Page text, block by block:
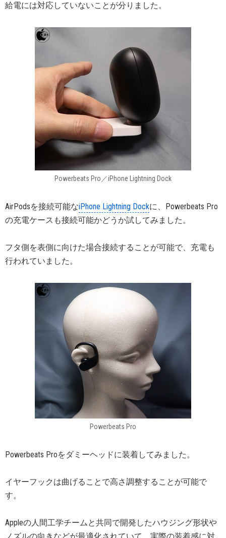
給電には対応していないことが分りました。
Powerbeats Pro／iPhone Lightning Dock
AirPodsを接続可能なiPhone Lightning Dockに、Powerbeats Pro
の充電ケースも接続可能かどうか試してみました。
フタ側を表側に向けた場合接続することが可能で、充電も
行われていました。
Powerbeats Pro
Powerbeats Proをダミーヘッドに装着してみました。
イヤーフックは曲げることで高さ調整することが可能で
す。
Appleの人間工学チームと共同で開発したハウジング形状や